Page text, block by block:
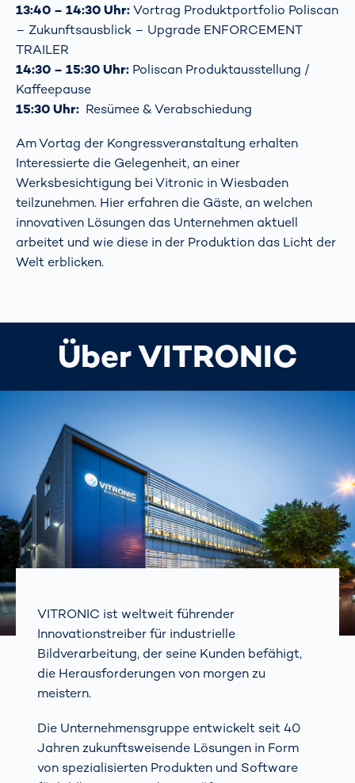
13:40 – 14:30 Uhr:Vortrag Produktportfolio Poliscan
– Zukunftsausblick – Upgrade ENFORCEMENT
TRAILER
14:30 – 15:30 Uhr: Poliscan Produktausstellung /
Kaffeepause
15:30 Uhr: Resümee & Verabschiedung
Am Vortag der Kongressveranstaltung erhalten
Interessierte die Gelegenheit, an einer
Werksbesichtigung bei Vitronic in Wiesbaden
teilzunehmen. Hier erfahren die Gäste, an welchen
innovativen Lösungen das Unternehmen aktuell
arbeitet und wie diese in der Produktion das Licht der
Welt erblicken.
Über VITRONIC
VITRONIC ist weltweit führender
Innovationstreiber für industrielle
Bildverarbeitung, der seine Kunden befähigt,
die Herausforderungen von morgen zu
meistern.
Die Unternehmensgruppe entwickelt seit 40
Jahren zukunftsweisende Lösungen in Form
von spezialisierten Produkten und Software